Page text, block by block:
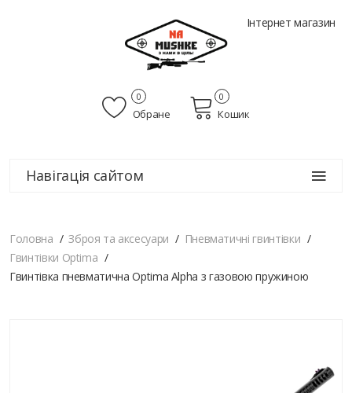
Інтернет магазин
Обране
0
Кошик
0
Навігація сайтом
Головна Зброя та аксесуари
Пневматичні гвинтівки
Гвинтівки Optima
Гвинтівка пневматична Optima Alpha з газовою пружиною